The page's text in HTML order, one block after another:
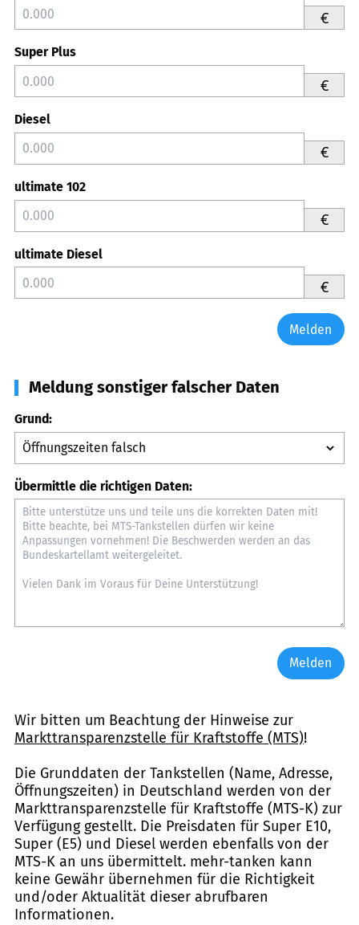
€
Super Plus
€
Diesel
€
ultimate 102
€
ultimate Diesel
€
Melden
Meldung sonstiger falscher Daten
Grund:
Übermittle die richtigen Daten:
Melden
Wir bitten um Beachtung der Hinweise zur
Markttransparenzstelle für Kraftstoffe (MTS)!
Die Grunddaten der Tankstellen (Name, Adresse,
Öffnungszeiten) in Deutschland werden von der
Markttransparenzstelle für Kraftstoffe (MTS-K) zur
Verfügung gestellt. Die Preisdaten für Super E10,
Super (E5) und Diesel werden ebenfalls von der
MTS-K an uns übermittelt. mehr-tanken kann
keine Gewähr übernehmen für die Richtigkeit
und/oder Aktualität dieser abrufbaren
Informationen.